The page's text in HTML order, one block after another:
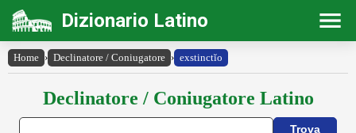
Dizionario Latino
Home › Declinatore / Coniugatore › exstinctĭo
Declinatore / Coniugatore Latino